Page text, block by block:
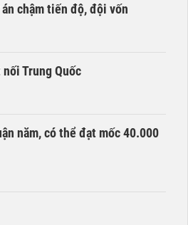
chậm tiến độ, đội vốn
Trung Quốc
năm, có thể đạt mốc 40.000